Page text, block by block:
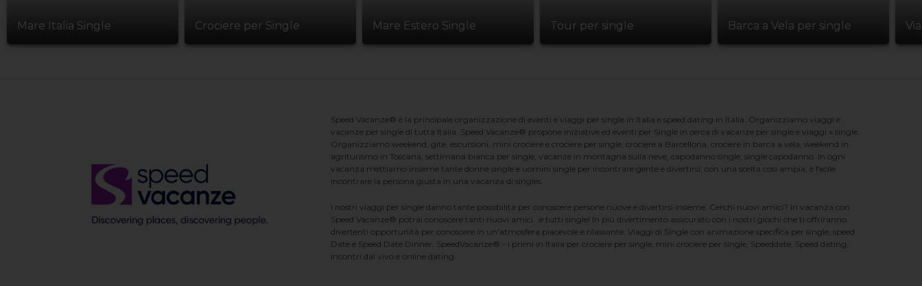
Mare Italia Single Crociere per Single Mare Estero Single Tour per single Barca a Vela per single
Speed Vacanze® è la principale organizzazione di eventi e viaggi per single in Italia e speed dating in Italia. Organizziamo viaggi e
vacanze per single di tutta Italia. Speed Vacanze® propone iniziative ed eventi per Single in cerca di vacanze per single e viaggi x single.
Organizziamo weekend, gite, escursioni, mini crociere e crociere per single, crociere a Barcellona, crociere in barca a vela, weekend in
agriturismo in Toscana, settimana bianca per single, vacanze in montagna sulla neve, capodanno single, single capodanno. In ogni
vacanza mettiamo insieme tante donne single e uomini single per incontrare gente e divertirsi; con una scelta cosi ampia, è facile
incontrare la persona giusta in una vacanza di singles.
I nostri viaggi per single danno tante possibilità per conoscere persone nuove e divertirsi insieme. Cerchi nuovi amici? In vacanza con
Speed Vacanze® potrai conoscere tanti nuovi amici...e tutti single! In più divertimento assicurato con i nostri giochi che ti offriranno
divertenti opportunità per conoscere in un'atmosfera piacevole e rilassante. Viaggi di Single con animazione specifica per single, speed
Date e Speed Date Dinner. SpeedVacanze® - i primi in Italia per crociere per single, mini crociere per single, Speeddate, Speed dating,
incontri dal vivo e online dating.